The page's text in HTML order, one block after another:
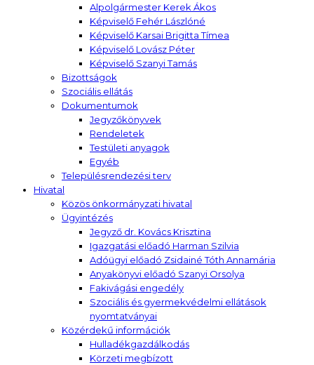
Alpolgármester Kerek Ákos
Képviselő Fehér Lászlóné
Képviselő Karsai Brigitta Tímea
Képviselő Lovász Péter
Képviselő Szanyi Tamás
Bizottságok
Szociális ellátás
Dokumentumok
Jegyzőkönyvek
Rendeletek
Testületi anyagok
Egyéb
Településrendezési terv
Hivatal
Közös önkormányzati hivatal
Ügyintézés
Jegyző dr. Kovács Krisztina
Igazgatási előadó Harman Szilvia
Adóügyi előadó Zsidainé Tóth Annamária
Anyakönyvi előadó Szanyi Orsolya
Fakivágási engedély
Szociális és gyermekvédelmi ellátások
nyomtatványai
Közérdekű információk
Hulladékgazdálkodás
Körzeti megbízott